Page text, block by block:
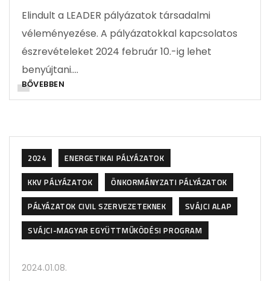
Elindult a LEADER pályázatok társadalmi
véleményezése. A pályázatokkal kapcsolatos
észrevételeket 2024 február 10.-ig lehet
benyújtani….
BŐVEBBEN
2024
ENERGETIKAI PÁLYÁZATOK
KKV PÁLYÁZATOK
ÖNKORMÁNYZATI PÁLYÁZATOK
PÁLYÁZATOK CIVIL SZERVEZETEKNEK
SVÁJCI ALAP
SVÁJCI-MAGYAR EGYÜTTMŰKÖDÉSI PROGRAM
2024.01.08.